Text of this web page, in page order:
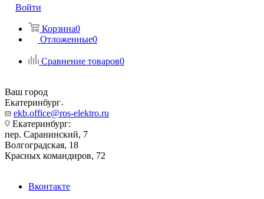
Войти
Корзина0
Отложенные0
Сравнение товаров0
Ваш город
Екатеринбург
ekb.office@ros-elektro.ru
Екатеринбург:
пер. Саранинский, 7
Волгоградская, 18
Красных командиров, 72
Вконтакте